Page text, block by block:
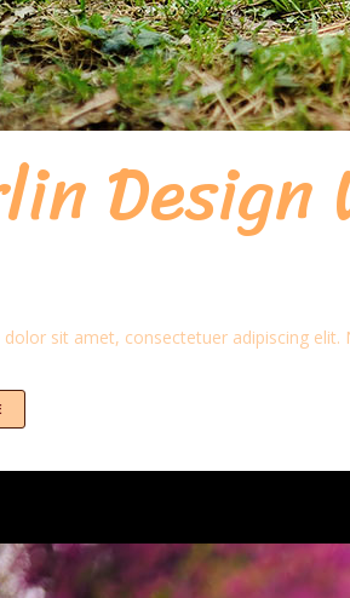
Design
sit amet, consectetuer adipiscing